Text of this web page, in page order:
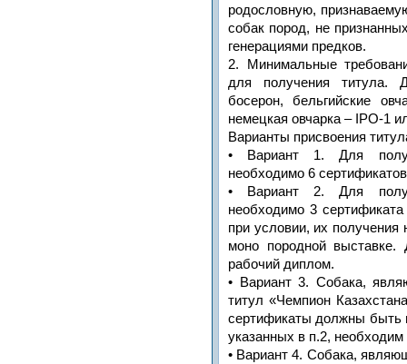
родословную,
собак пород, не
генерациями предков.
2. Минимальные
для получения титула.
босерон, бельгийские
немецкая овчарка – IPO-1
Варианты присвоения
• Вариант 1. Для
необходимо 6
• Вариант 2. Для
необходимо 3
при условии, их
моно породной
рабочий диплом.
• Вариант 3. Собака,
титул «Чемпион
сертификаты должны быть
указанных в п.2,
• Вариант 4. Собака,